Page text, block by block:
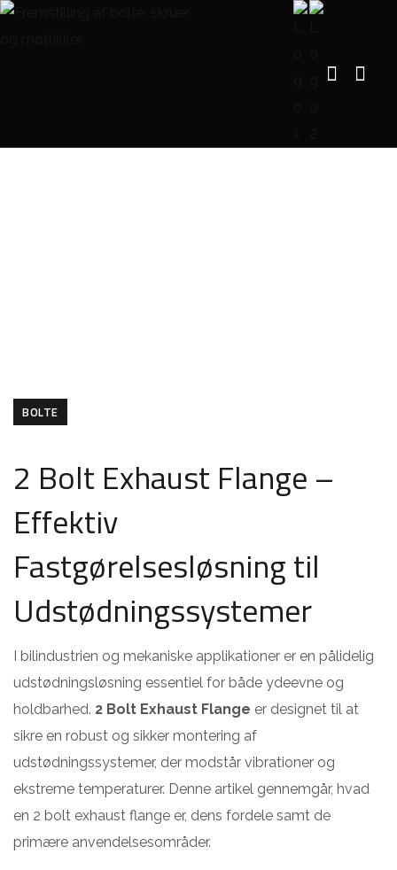
BOLTE
2 Bolt Exhaust Flange –
Effektiv
Fastgørelsesløsning til
Udstødningssystemer
I bilindustrien og mekaniske applikationer er en pålidelig
udstødningsløsning essentiel for både ydeevne og
holdbarhed. 2 Bolt Exhaust Flange er designet til at
sikre en robust og sikker montering af
udstødningssystemer, der modstår vibrationer og
ekstreme temperaturer. Denne artikel gennemgår, hvad
en 2 bolt exhaust flange er, dens fordele samt de
primære anvendelsesområder.